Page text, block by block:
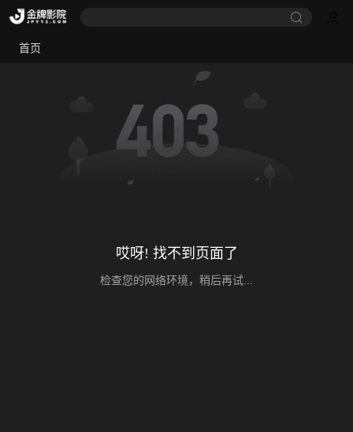
首页
哎呀! 找不到页面了
检查您的网络环境，稍后再试...